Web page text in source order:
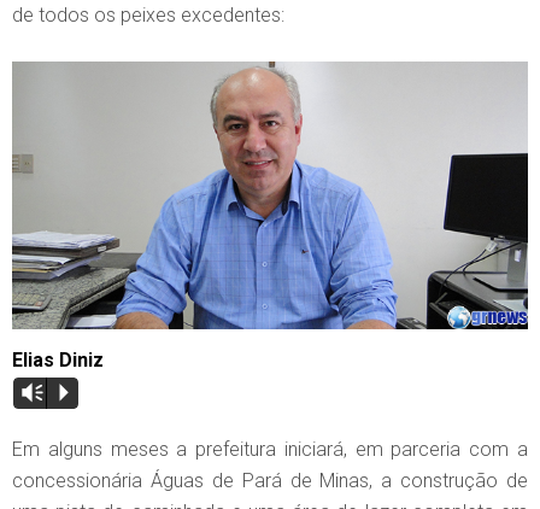
de todos os peixes excedentes:
Elias Diniz
Vm P
Em alguns meses a prefeitura iniciará, em parceria com a
concessionária Águas de Pará de Minas, a construção de